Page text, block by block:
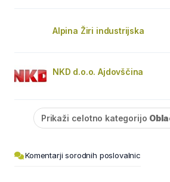
Alpina Žiri industrijska
NKD d.o.o. Ajdovščina
Prikaži celotno kategorijo
Komentarji sorodnih poslovalnic